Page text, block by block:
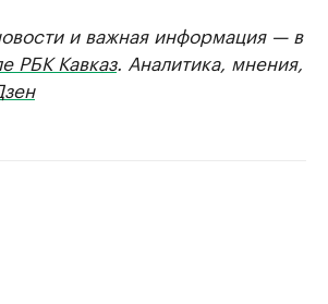
и важная информация — в
РБК Кавказ. Аналитика, мнения,